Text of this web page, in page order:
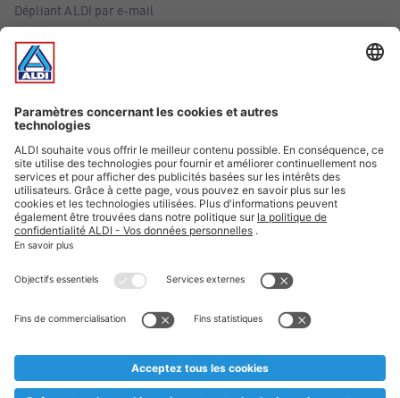
Dépliant ALDI par e-mail
Offres
Infos essentielles
Suivez ALDI Belgique
Textes marqués d'un astérisque et mentions légales
* Nous vendons ces articles temporairement et jusqu'à
au cas où, malgré le planning bien étudié, nous serions
prématurément en rupture de stock. Prix Recupel et TVA incl.
** Sur ce site, l’utilisation de la forme masculine a été adoptée